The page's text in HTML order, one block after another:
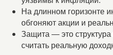
На длинном горизонте
обгоняют акции и
Защита — это
считать реальную